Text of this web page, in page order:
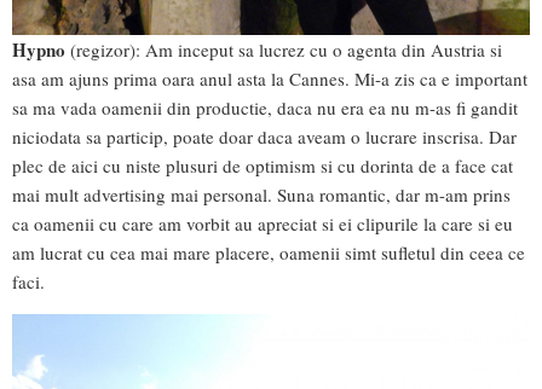
Hypno (regizor): Am inceput sa lucrez cu o agenta din Austria si
asa am ajuns prima oara anul asta la Cannes. Mi-a zis ca e important
sa ma vada oamenii din productie, daca nu era ea nu m-as fi gandit
niciodata sa particip, poate doar daca aveam o lucrare inscrisa. Dar
plec de aici cu niste plusuri de optimism si cu dorinta de a face cat
mai mult advertising mai personal. Suna romantic, dar m-am prins
ca oamenii cu care am vorbit au apreciat si ei clipurile la care si eu
am lucrat cu cea mai mare placere, oamenii simt sufletul din ceea ce
faci.